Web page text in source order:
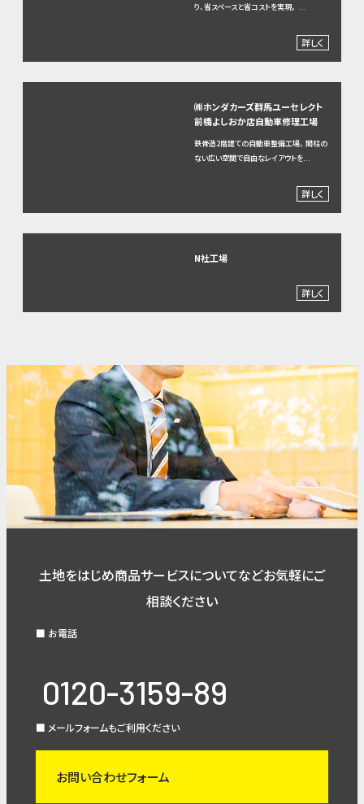
り、省スペースと省コストを実現。 ...
詳しく
㈱ホンダカーズ群馬ユーセレクト
前橋よしおか店自動車修理工場
鉄骨造2階建ての自動車整備工場。間柱の
ない広い空間で自由なレイアウトを...
詳しく
N社工場
詳しく
土地をはじめ商品サービスについてなどお気軽にご
相談ください
■ お電話
0120-3159-89
■ メールフォームもご利用ください
お問い合わせフォーム